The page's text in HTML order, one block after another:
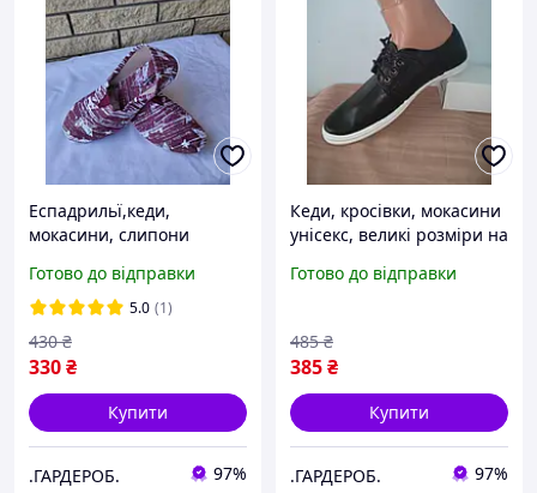
Еспадрильї,кеди,
мокасини, слипони
широку ногу ESPADRILLLE,
Туреччина
Готово до відправки
5.0 (1)
330₴
430 ₴
Купити
.ГАРДЕРОБ. 97%
Кеди, кросівки, мокасини
унісекс, великі розміри на
Готово до відправки
385₴
485 ₴
Купити
.ГАРДЕРОБ. 97%